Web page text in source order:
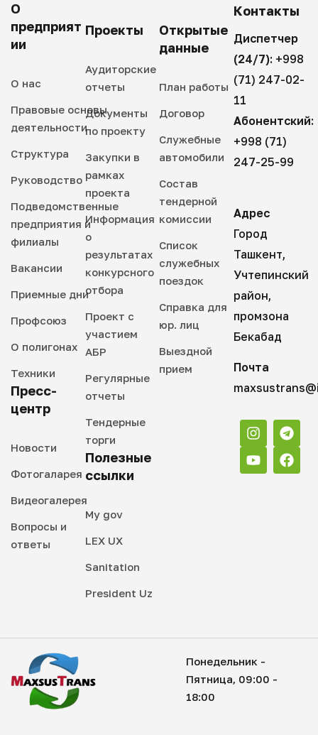
О
предприят
ии
О нас
Правовые основы
деятельности
Структура
Руководство
Подведомственные
предприятия и
филиалы
Вакансии
Приемные дни
Профсоюз
О полигонах
Техники
Пресс-
центр
Новости
Фотогаларея
Видеогалерея
Вопросы и
ответы
Проекты
Аудиторские
отчеты
Документы
по проекту
Закупки в
рамках
проекта
Информация
о
результатах
конкурсного
отбора
Проект с
участием
АБР
Регулярные
отчеты
Тендерные
торги
Полезные
ссылки
My gov
LEX UX
Sanitation
President Uz
Открытые
данные
План работы
Договор
Служебные
автомобили
Состав
тендерной
комиссии
Список
служебных
поездок
Справка для
юр. лиц
Выездной
прием
Контакты
Диспетчер
(24/7): +998
(71) 247-02-
11
Абонентский:
+998 (71)
247-25-99
Адрес
Город
Ташкент,
Учтепинский
район,
промзона
Бекабад
Почта
Понедельник -
Пятница, 09:00 -
18:00